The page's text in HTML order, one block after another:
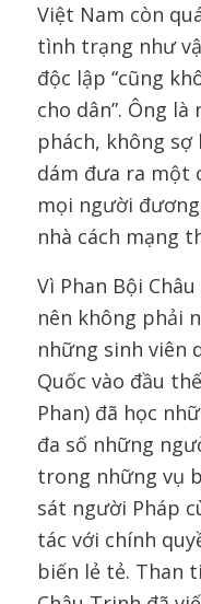
Việt Nam còn
tình trạng như
độc lập “cũng
cho dân”. Ông
phách, không
dám đưa ra một
mọi người
nhà cách mạng
Vì Phan Bội
nên không phải
những sinh viên
Quốc vào đầu
Phan) đã học
đa số những
trong những vụ
sát người Pháp
tác với chính
biến lẻ tẻ. Than